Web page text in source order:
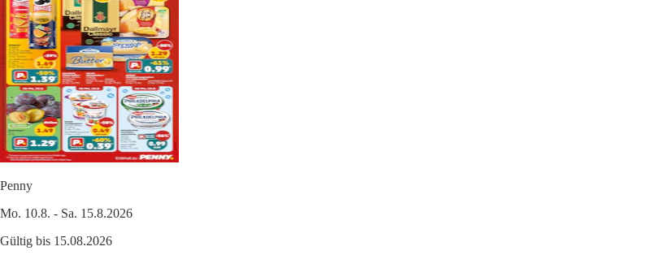
Penny
Mo. 10.8. - Sa. 15.8.2026
Gültig bis 15.08.2026